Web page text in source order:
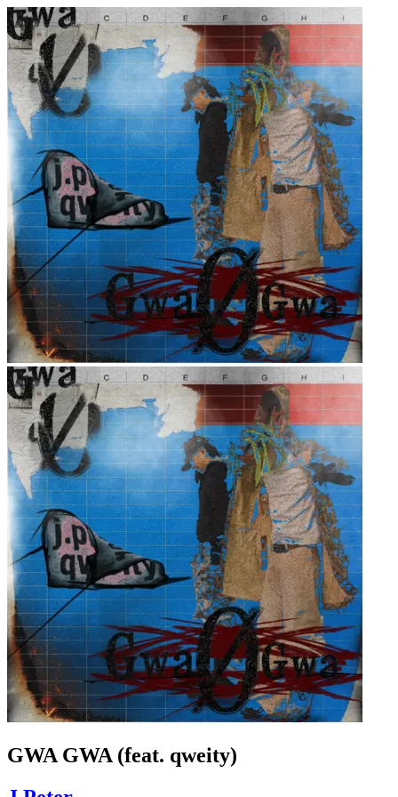
GWA GWA (feat. qweity)